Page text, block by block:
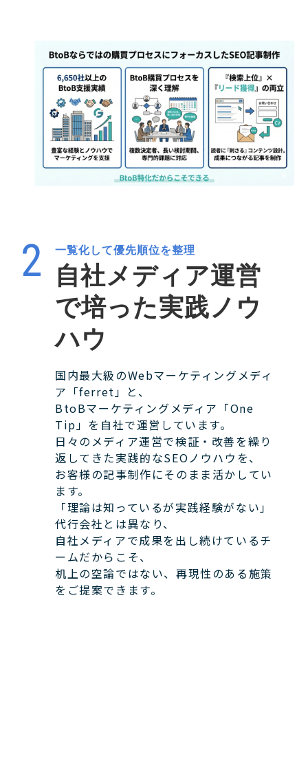
一覧化して優先順位を整理
自社メディア運営
で培った実践ノウ
ハウ
国内最大級のWebマーケティングメディ
ア「ferret」と、
BtoBマーケティングメディア「One
Tip」を自社で運営しています。
日々のメディア運営で検証・改善を繰り
返してきた実践的なSEOノウハウを、
お客様の記事制作にそのまま活かしてい
ます。
「理論は知っているが実践経験がない」
代行会社とは異なり、
自社メディアで成果を出し続けているチ
ームだからこそ、
机上の空論ではない、再現性のある施策
をご提案できます。